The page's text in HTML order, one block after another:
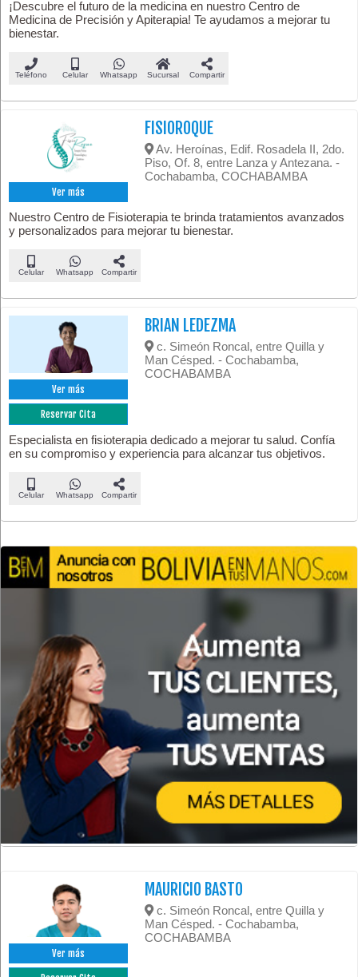
¡Descubre el futuro de la medicina en nuestro Centro de
Medicina de Precisión y Apiterapia! Te ayudamos a mejorar tu
bienestar.
Teléfono Celular Whatsapp Sucursal Compartir
Ver más
FISIOROQUE
Av. Heroínas, Edif. Rosadela II, 2do.
Piso, Of. 8, entre Lanza y Antezana. -
Cochabamba, COCHABAMBA
Nuestro Centro de Fisioterapia te brinda tratamientos avanzados
y personalizados para mejorar tu bienestar.
Celular Whatsapp Compartir
Ver más
Reservar Cita
BRIAN LEDEZMA
c. Simeón Roncal, entre Quilla y
Man Césped. - Cochabamba,
COCHABAMBA
Especialista en fisioterapia dedicado a mejorar tu salud. Confía
en su compromiso y experiencia para alcanzar tus objetivos.
Celular Whatsapp Compartir
Ver más
MAURICIO BASTO
c. Simeón Roncal, entre Quilla y
Man Césped. - Cochabamba,
COCHABAMBA